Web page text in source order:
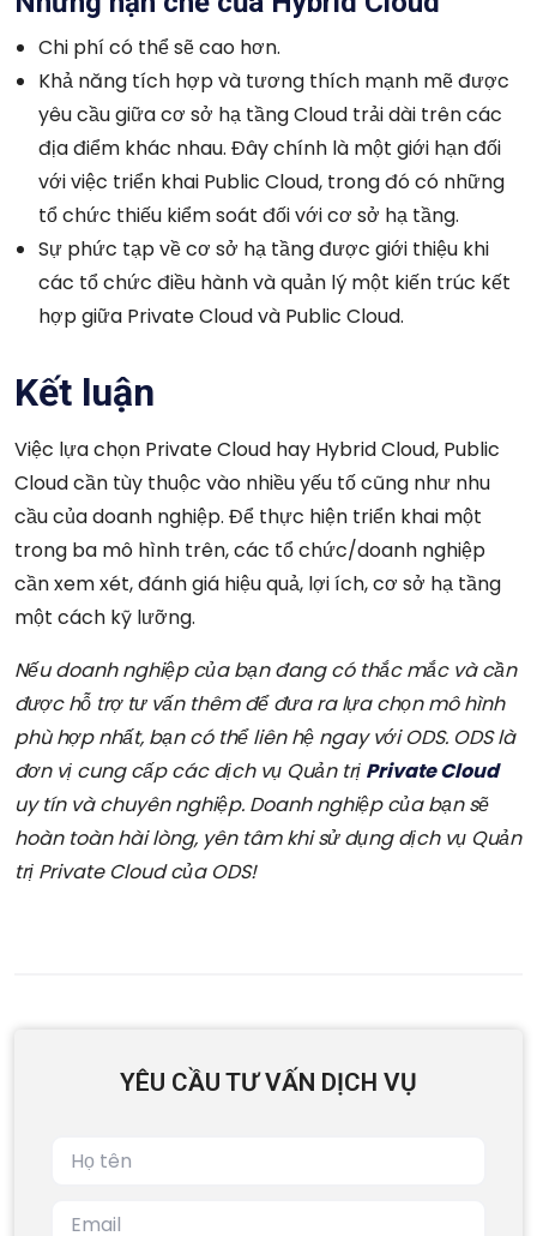
Chi phí có thể sẽ cao hơn.
Khả năng tích hợp và tương thích mạnh mẽ được
yêu cầu giữa cơ sở hạ tầng Cloud trải dài trên các
địa điểm khác nhau. Đây chính là một giới hạn đối
với việc triển khai Public Cloud, trong đó có những
tổ chức thiếu kiểm soát đối với cơ sở hạ tầng.
Sự phức tạp về cơ sở hạ tầng được giới thiệu khi
các tổ chức điều hành và quản lý một kiến trúc kết
hợp giữa Private Cloud và Public Cloud.
Kết luận
Việc lựa chọn Private Cloud hay Hybrid Cloud, Public
Cloud cần tùy thuộc vào nhiều yếu tố cũng như nhu
cầu của doanh nghiệp. Để thực hiện triển khai một
trong ba mô hình trên, các tổ chức/doanh nghiệp
cần xem xét, đánh giá hiệu quả, lợi ích, cơ sở hạ tầng
một cách kỹ lưỡng.
Nếu doanh nghiệp của bạn đang có thắc mắc và cần
được hỗ trợ tư vấn thêm để đưa ra lựa chọn mô hình
phù hợp nhất, bạn có thể liên hệ ngay với ODS. ODS là
đơn vị cung cấp các dịch vụ Quản trị Private Cloud
uy tín và chuyên nghiệp. Doanh nghiệp của bạn sẽ
hoàn toàn hài lòng, yên tâm khi sử dụng dịch vụ Quản
trị Private Cloud của ODS!
YÊU CẦU TƯ VẤN DỊCH VỤ